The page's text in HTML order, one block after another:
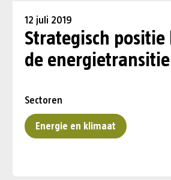
12 juli 2019
Strategisch positie
de energietransitie
Sectoren
Energie en klimaat